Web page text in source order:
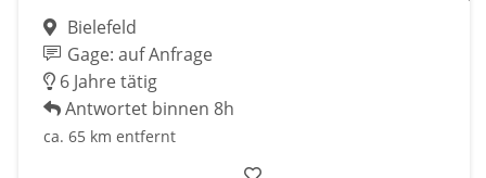
Bielefeld
Gage: auf Anfrage
6 Jahre tätig
Antwortet binnen 8h
ca. 65 km entfernt